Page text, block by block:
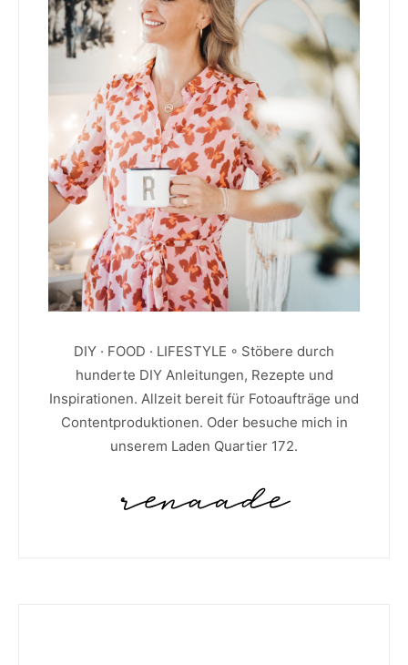
DIY · FOOD · LIFESTYLE ◦ Stöbere durch
hunderte DIY Anleitungen, Rezepte und
Inspirationen. Allzeit bereit für Fotoaufträge und
Contentproduktionen. Oder besuche mich in
unserem Laden Quartier 172.